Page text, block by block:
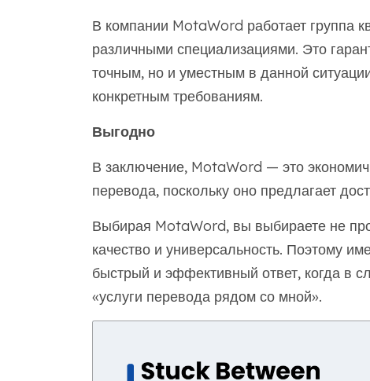
В компании MotaWord работает группа
различными специализациями. Это
точным, но и уместным в данной
конкретным требованиям.
Выгодно
В заключение, MotaWord — это
перевода, поскольку оно предлагает
Выбирая MotaWord, вы выбираете не
качество и универсальность. Поэтому
быстрый и эффективный ответ, когда в
«услуги перевода рядом со мной».